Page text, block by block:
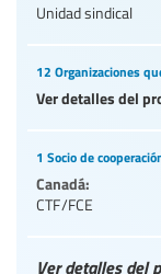
Unidad sindical
12 Organizaciones
Ver detalles del
1 Socio de
Canadá:
CTF/FCE
Ver detalles del